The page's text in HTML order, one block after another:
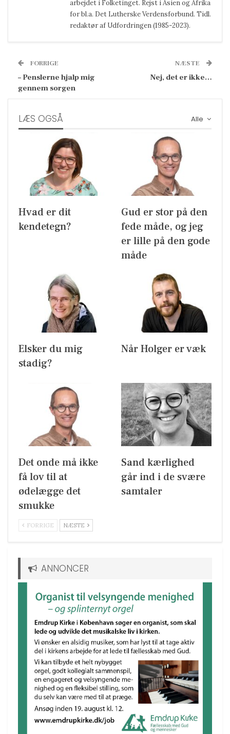
arbejdet i Folketinget. Rejst i Asien og Afrika
for bl.a. Det Lutherske Verdensforbund. Tidl.
redaktør af Udfordringen (1985-2023).
FORRIGE
– Penslerne hjalp mig
gennem sorgen
NÆSTE
Nej, det er ikke…
Alle
LÆS OGSÅ
Hvad er dit
kendetegn?
Gud er stor på den
fede måde, og jeg
er lille på den gode
måde
Elsker du mig
stadig?
Når Holger er væk
Det onde må ikke
få lov til at
ødelægge det
smukke
Sand kærlighed
går ind i de svære
samtaler
FORRIGE NÆSTE
ANNONCER